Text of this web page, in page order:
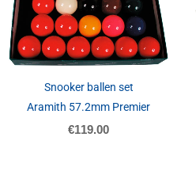
Snooker ballen set
Aramith 57.2mm Premier
€119.00